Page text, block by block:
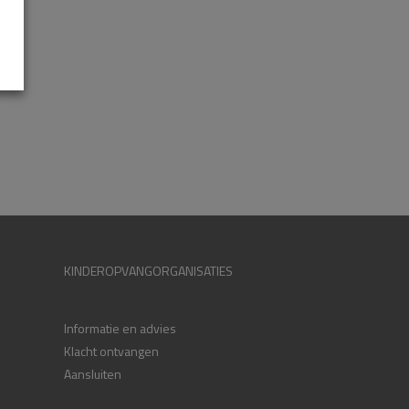
KINDEROPVANGORGANISATIES
Informatie en advies
Klacht ontvangen
Aansluiten